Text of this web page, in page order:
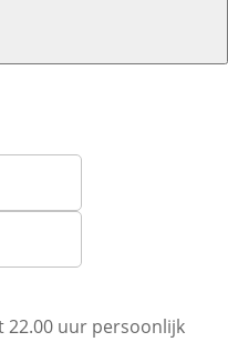
22.00 uur persoonlijk